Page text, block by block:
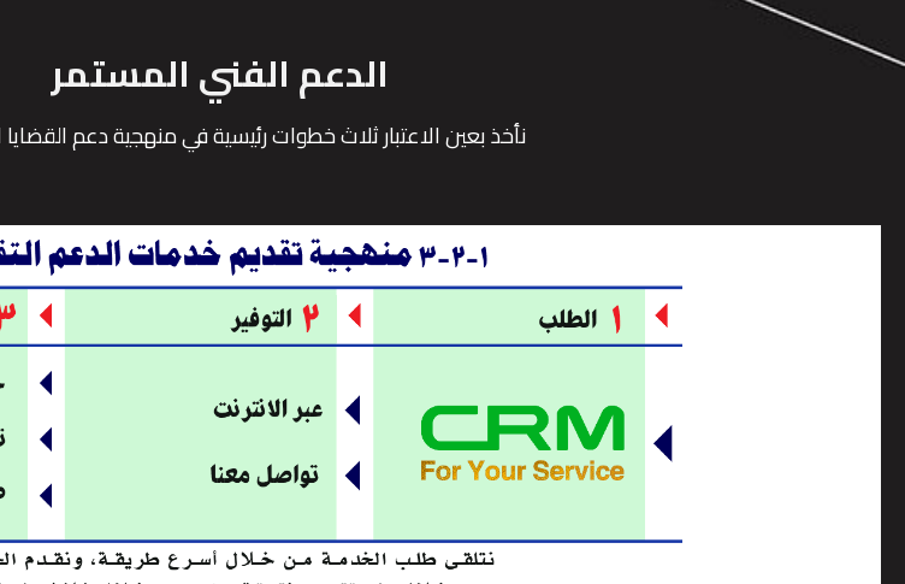
الدعم الفني المستمر
نأخذ بعين الاعتبار ثلاث خطوات رئيسية في منهجية دعم القضايا